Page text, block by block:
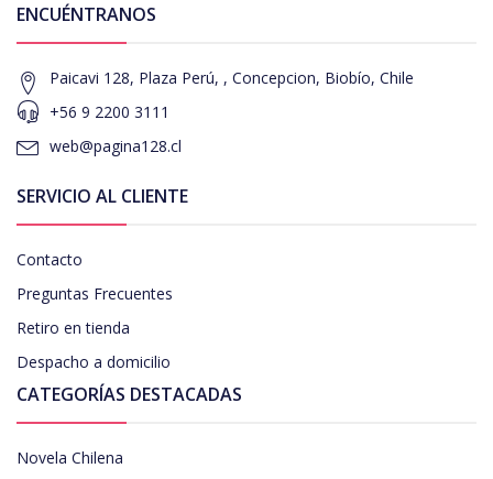
ENCUÉNTRANOS
Paicavi 128, Plaza Perú, , Concepcion, Biobío, Chile
+56 9 2200 3111
web@pagina128.cl
SERVICIO AL CLIENTE
Contacto
Preguntas Frecuentes
Retiro en tienda
Despacho a domicilio
CATEGORÍAS DESTACADAS
Novela Chilena